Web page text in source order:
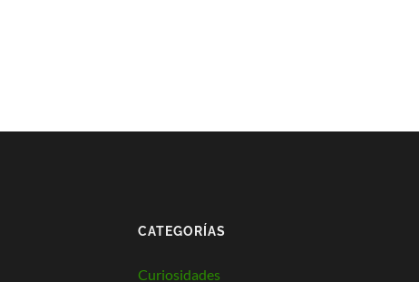
CATEGORÍAS
Curiosidades